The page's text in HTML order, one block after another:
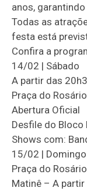
anos,
Todas as
festa está
Confira a
14/02 | Sábado
A partir das
Praça do Rosário
Abertura Oficial
Desfile do Bloco
Shows com:
15/02 | Domingo
Praça do Rosário
Matinê – A